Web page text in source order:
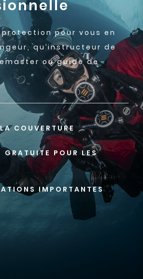
pour vous en
qu’instructeur de
ou guide de
COUVERTURE
GRATUITE POUR LES
IMPORTANTES